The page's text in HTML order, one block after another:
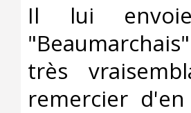
‎Il lui
très
remercier